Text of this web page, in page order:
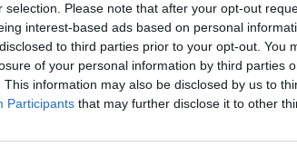
selection. Please note that after your opt-out
interest-based ads based on personal
to third parties prior to your opt-out. You
of your personal information by third parties
This information may also be disclosed by us to
Participants that may further disclose it to other
fekete-tengeri
Naftogaz az idei évben két tengeri